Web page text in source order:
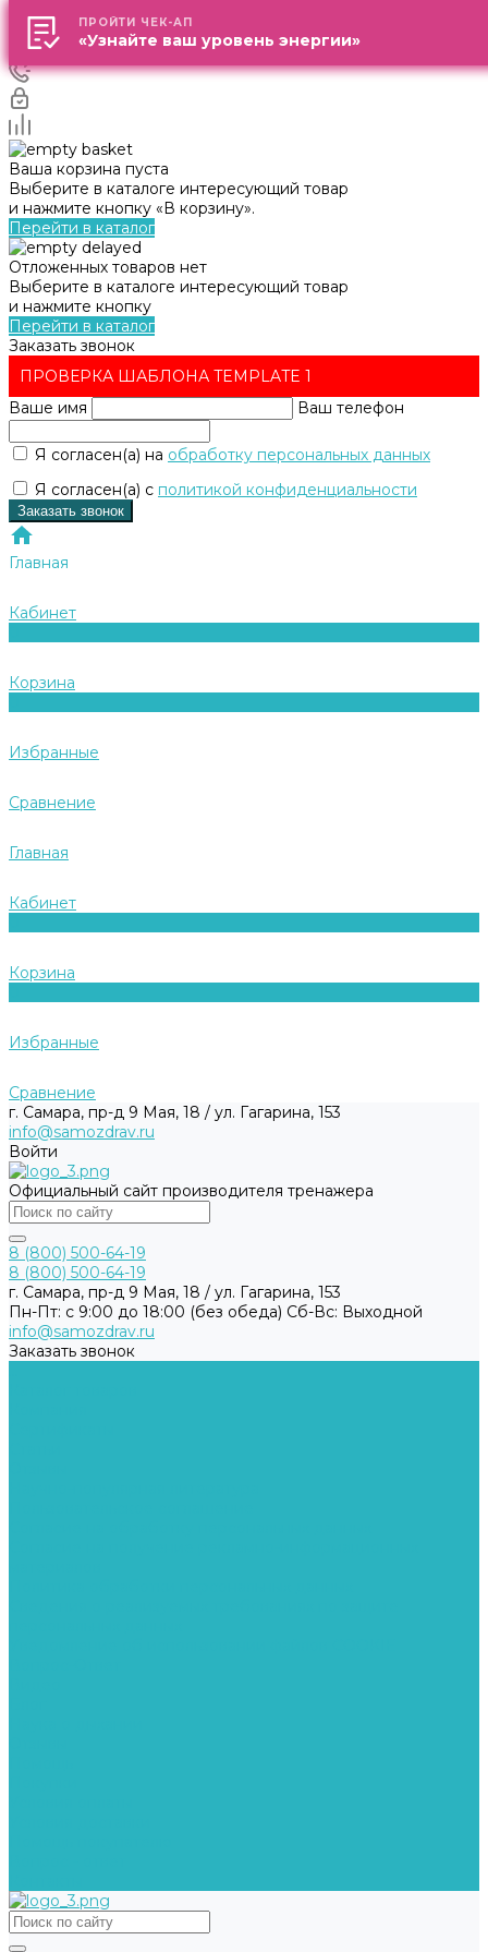
Ваша корзина пуста
Выберите в каталоге интересующий товар
и нажмите кнопку «В корзину».
Перейти в каталог
Отложенных товаров нет
Выберите в каталоге интересующий товар
и нажмите кнопку
Перейти в каталог
Заказать звонок
ПРОВЕРКА ШАБЛОНА TEMPLATE 1
Ваше имя
Ваш телефон
Я согласен(а) на обработку персональных данных
Я согласен(а) с политикой конфиденциальности
Заказать звонок
Главная
Кабинет
Корзина
Избранные
Сравнение
Главная
Кабинет
Корзина
Избранные
Сравнение
г. Самара, пр-д 9 Мая, 18 / ул. Гагарина, 153
info@samozdrav.ru
Войти
Официальный сайт производителя тренажера
8 (800) 500-64-19
8 (800) 500-64-19
г. Самара, пр-д 9 Мая, 18 / ул. Гагарина, 153
Пн-Пт: с 9:00 до 18:00 (без обеда) Cб-Вс: Выходной
info@samozdrav.ru
Заказать звонок
ПРОЙТИ ЧЕК-АП
«Узнайте ваш уровень энергии»
ПРОЙТИ ЧЕК-АП
«Узнайте ваш уровень энергии»